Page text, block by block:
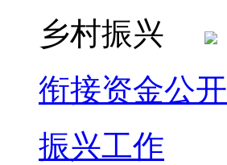
乡村振兴
衔接资金公开
振兴工作